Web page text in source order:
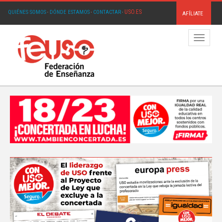
QUIÉNES SOMOS· DÓNDE ESTAMOS· CONTACTAR· USO.ES AFÍLIATE
Menú